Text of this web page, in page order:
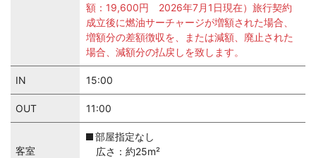
額：19,600円 2026年7月1日現在）旅行契約
成立後に燃油サーチャージが増額された場合、
増額分の差額徴収を、または減額、廃止された
場合、減額分の払戻しを致します。
IN 15:00
OUT 11:00
客室
部屋指定なし
広さ：約25m²